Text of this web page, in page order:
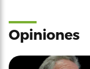
Opiniones